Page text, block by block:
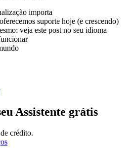
importa
suporte hoje (e crescendo)
veja este post no seu idioma
Assistente grátis
crédito.